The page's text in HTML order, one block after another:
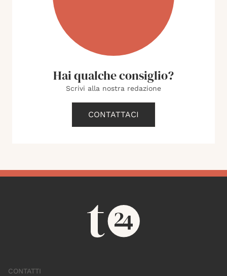
Hai qualche consiglio?
Scrivi alla nostra redazione
CONTATTACI
CONTATTI